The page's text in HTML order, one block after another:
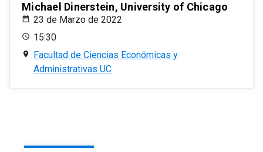
Michael Dinerstein, University of Chicago
23 de Marzo de 2022
15:30
Facultad de Ciencias Económicas y
Administrativas UC